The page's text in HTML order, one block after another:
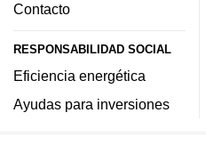
Contacto
RESPONSABILIDAD SOCIAL
Eficiencia energética
Ayudas para inversiones